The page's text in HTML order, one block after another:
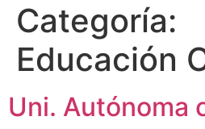
Categoría:
Educación
Uni. Autónoma